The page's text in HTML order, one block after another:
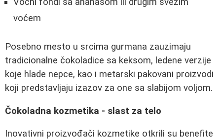
voćem
Posebno mesto u srcima gurmana zauzimaju
tradicionalne čokoladice sa keksom, ledene verzije
koje hlade nepce, kao i metarski pakovani proizvodi
koji predstavljaju izazov za one sa slabijom voljom.
Čokoladna kozmetika - slast za telo
Inovativni proizvođači kozmetike otkrili su benefite